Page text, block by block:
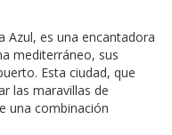
Azul, es una encantadora
mediterráneo, sus
Esta ciudad, que
las maravillas de
una combinación